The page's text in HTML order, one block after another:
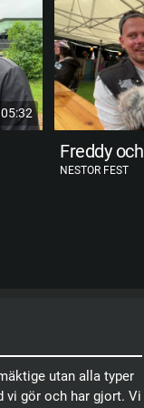
05:32
NESTOR FEST
utan alla typer
vi gör och har gjort. Vi